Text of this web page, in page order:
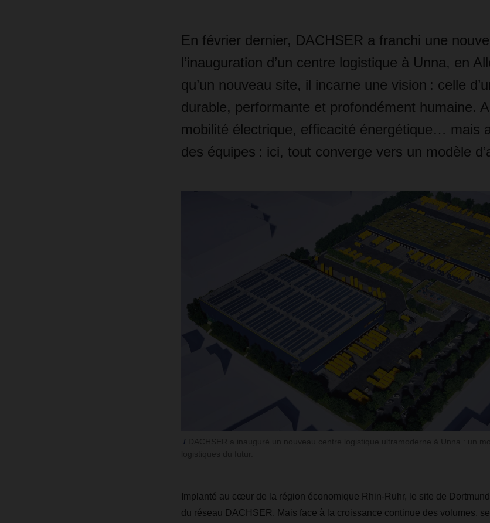
En février dernier, DACHSER a franchi une
l’inauguration d’un centre logistique à Unna, en
qu’un nouveau site, il incarne une vision : celle
durable, performante et profondément humaine.
mobilité électrique, efficacité énergétique… mais
des équipes : ici, tout converge vers un modèle
Implanté au cœur de la région économique Rhin-Ruhr, le site de
du réseau DACHSER. Mais face à la croissance continue des volumes,